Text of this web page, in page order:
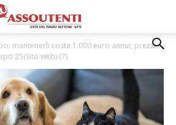
mantenerli costa 1.000 euro annui, prezzi
25(Sito web) (7)